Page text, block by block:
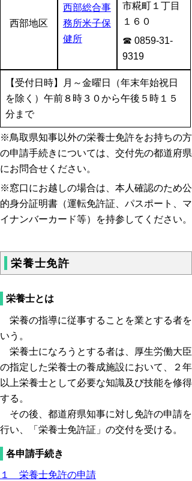
西部地区
西部総合事
務所米子保
健所
市糀町１丁目
１６０
☎ 0859-31-
9319
【受付日時】月～金曜日（年末年始祝日
を除く）午前８時３０から午後５時１５
分まで
※鳥取県知事以外の栄養士免許をお持ちの方
の申請手続きについては、交付先の都道府県
にお問合せください。
※窓口にお越しの場合は、本人確認のため公
的身分証明書（運転免許証、パスポート、マ
イナンバーカード等）を持参してください。
栄養士免許
栄養士とは
栄養の指導に従事することを業とする者を
いう。
栄養士になろうとする者は、厚生労働大臣
の指定した栄養士の養成施設において、２年
以上栄養士として必要な知識及び技能を修得
する。
その後、都道府県知事に対し免許の申請を
行い、「栄養士免許証」の交付を受ける。
各申請手続き
１ 栄養士免許の申請